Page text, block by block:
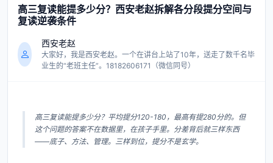
高三复读能提多少分？西安老赵拆解各分段提分空间与
复读逆袭条件
西安老赵
大家好，我是西安老赵。一个在讲台上站了10年，送走了数千名毕
业生的“老班主任”。18182606171（微信同号）
高三复读能提多少分？平均提分120-180，最高有提280分的。但
这个问题的答案不在数据里，在孩子手里。分差背后就三样东西
——底子、方法、管理。三样到位，提分不是玄学。